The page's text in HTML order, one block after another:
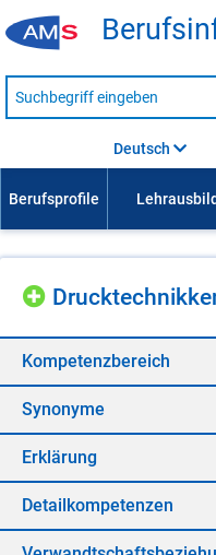
Suche
nach
Deutsch
Kom­pe­tenz­be­reich
Syn­ony­me
Er­klä­rung
De­tail­kom­pe­ten­zen